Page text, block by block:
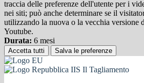
traccia delle preferenze dell'utente per i
nei siti; può anche determinare se il
utilizzando la nuova o la vecchia versione
Youtube.
Durata: 6 mesi
Accetta tutti Salva le preferenze
IIS Il Tagliamento